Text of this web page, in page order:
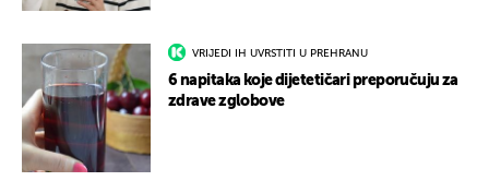
VRIJEDI IH UVRSTITI U PREHRANU
6 napitaka koje dijetetičari preporučuju za
zdrave zglobove